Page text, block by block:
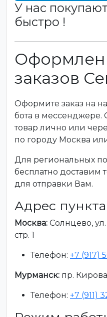
У нас
быстро !
заказов
Оформите заказ на
бота в мессенджере.
товар лично или
по городу Москва
Для региональных
бесплатно доставим
для отправки Вам.
Адрес
Москва: Солнцево,
стр. 1
Телефон: +7 (917)
Мурманск: пр.
Телефон: +7 (911)